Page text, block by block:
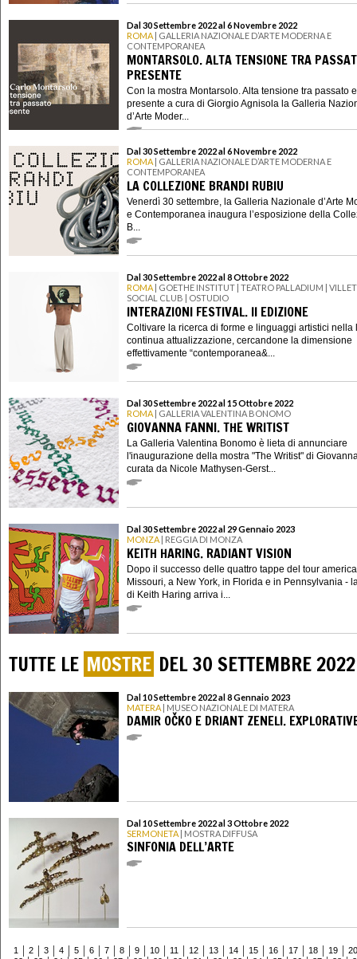
Dal 30 Settembre 2022 al 6 Novembre 2022
ROMA | GALLERIA NAZIONALE D’ARTE MODERNA E
CONTEMPORANEA
MONTARSOLO. ALTA TENSIONE TRA
PRESENTE
Con la mostra Montarsolo. Alta tensione tra passato e
presente a cura di Giorgio Agnisola la Galleria
d’Arte Moder...
Dal 30 Settembre 2022 al 6 Novembre 2022
ROMA | GALLERIA NAZIONALE D’ARTE MODERNA E
CONTEMPORANEA
LA COLLEZIONE BRANDI RUBIU
Venerdì 30 settembre, la Galleria Nazionale d’Arte
e Contemporanea inaugura l’esposizione della
B...
Dal 30 Settembre 2022 al 8 Ottobre 2022
ROMA | GOETHE INSTITUT | TEATRO PALLADIUM |
SOCIAL CLUB | OSTUDIO
INTERAZIONI FESTIVAL. II EDIZIONE
Coltivare la ricerca di forme e linguaggi artistici nella
continua attualizzazione, cercandone la dimensione
effettivamente “contemporanea&...
Dal 30 Settembre 2022 al 15 Ottobre 2022
ROMA | GALLERIA VALENTINA BONOMO
GIOVANNA FANNI. THE WRITIST
La Galleria Valentina Bonomo è lieta di annunciare
l'inaugurazione della mostra "The Writist" di
curata da Nicole Mathysen-Gerst...
Dal 30 Settembre 2022 al 29 Gennaio 2023
MONZA | REGGIA DI MONZA
KEITH HARING. RADIANT VISION
Dopo il successo delle quattro tappe del tour
Missouri, a New York, in Florida e in Pennsylvania -
di Keith Haring arriva i...
TUTTE LE MOSTRE DEL 30 SETTEMBRE 2022
Dal 10 Settembre 2022 al 8 Gennaio 2023
MATERA | MUSEO NAZIONALE DI MATERA
DAMIR OČKO E DRIANT ZENELI.
Dal 10 Settembre 2022 al 3 Ottobre 2022
SERMONETA | MOSTRA DIFFUSA
SINFONIA DELL’ARTE
1 2 3 4 5 6 7 8 9 10 11 12 13 14 15 16 17 18 19
20